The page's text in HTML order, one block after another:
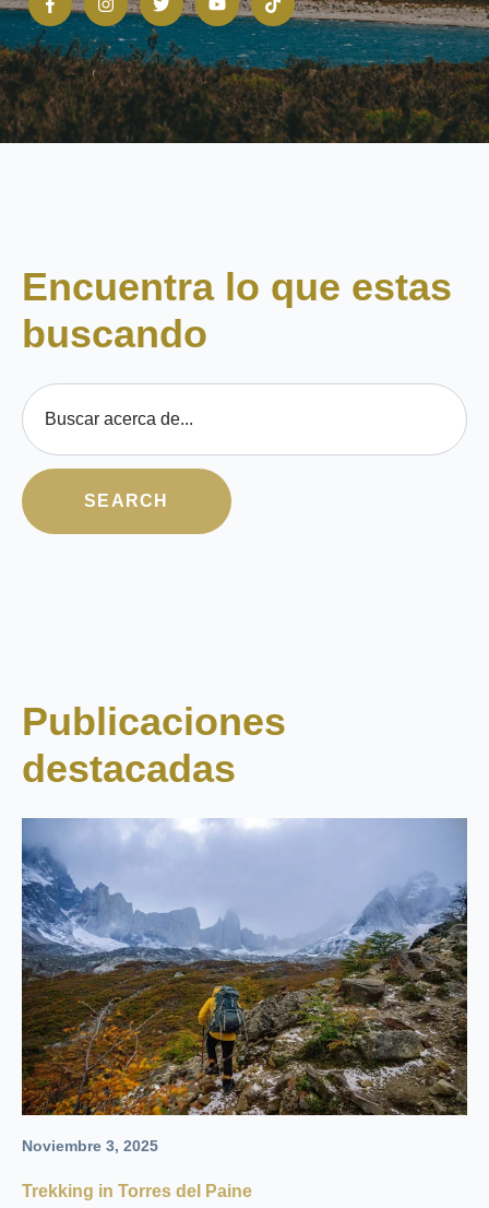
Encuentra lo que estas
buscando
Esto es un campo de búsqueda con una función de texto
SEARCH
Publicaciones
destacadas
Noviembre 3, 2025
Trekking in Torres del Paine